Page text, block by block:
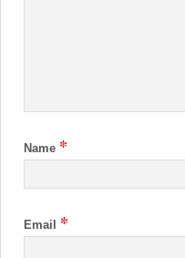
Name *
Email *